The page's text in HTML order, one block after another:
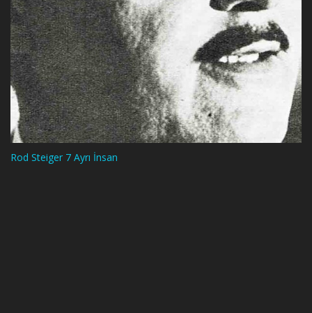
Rod Steiger 7 Ayrı İnsan